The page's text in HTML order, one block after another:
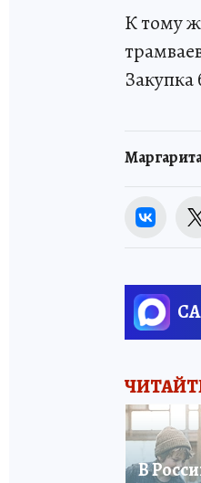
К тому
Закупка
В